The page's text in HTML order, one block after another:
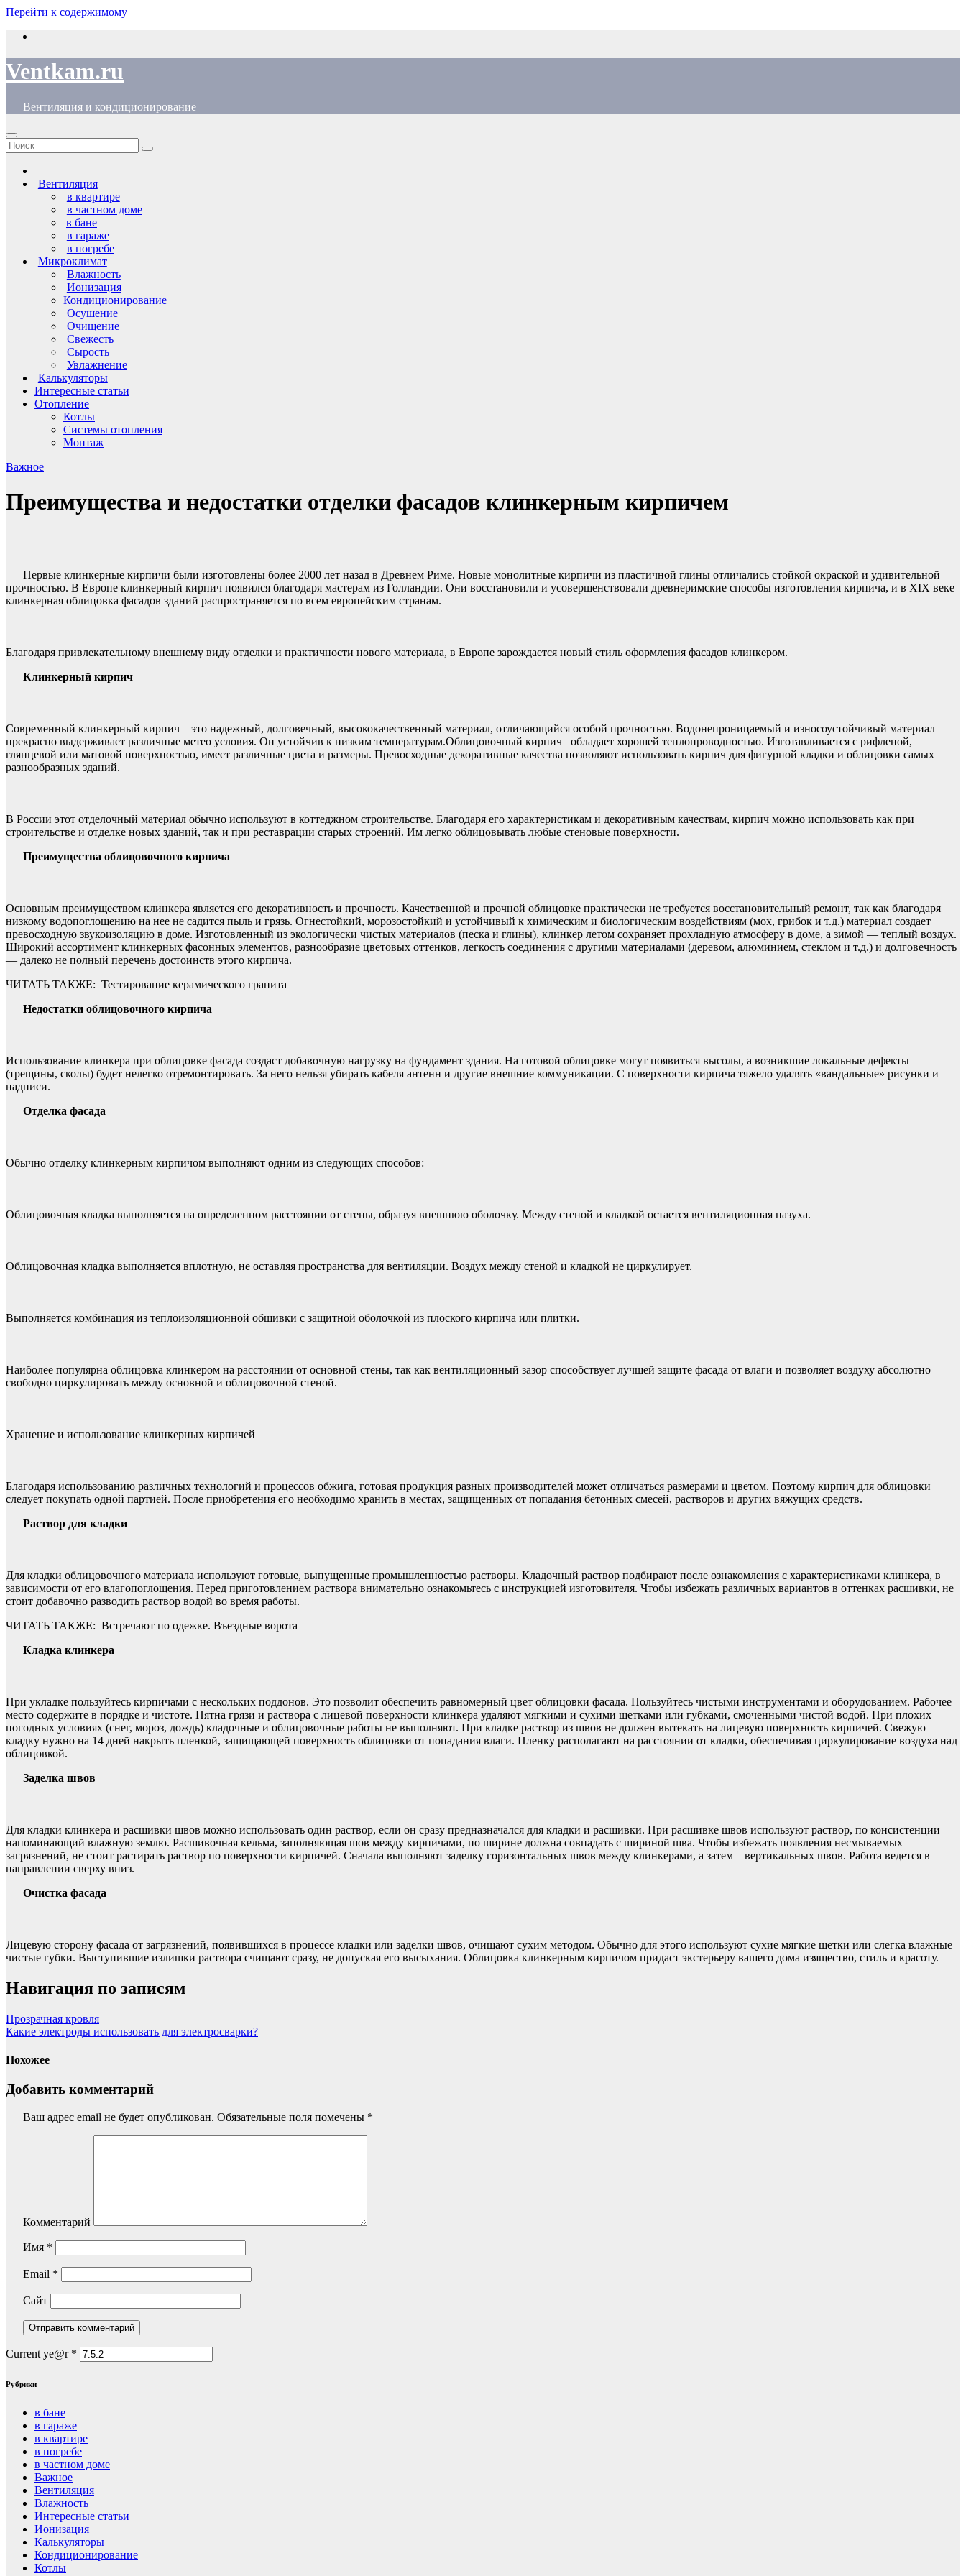
Перейти к содержимому
Ventkam.ru
Вентиляция и кондиционирование
Вентиляция
в квартире
в частном доме
в бане
в гараже
в погребе
Микроклимат
Влажность
Ионизация
Кондиционирование
Осушение
Очищение
Свежесть
Сырость
Увлажнение
Калькуляторы
Интересные статьи
Отопление
Котлы
Системы отопления
Монтаж
Важное
Преимущества и недостатки отделки фасадов клинкерным кирпичем
Первые клинкерные кирпичи были изготовлены более 2000 лет назад в Древнем Риме. Новые монолитные кирпичи из пластичной глины отличались стойкой окраской и удивительной
прочностью. В Европе клинкерный кирпич появился благодаря мастерам из Голландии. Они восстановили и усовершенствовали древнеримские способы изготовления кирпича, и в XIX веке
клинкерная облицовка фасадов зданий распространяется по всем европейским странам.
Благодаря привлекательному внешнему виду отделки и практичности нового материала, в Европе зарождается новый стиль оформления фасадов клинкером.
Клинкерный кирпич
Современный клинкерный кирпич – это надежный, долговечный, высококачественный материал, отличающийся особой прочностью. Водонепроницаемый и износоустойчивый материал
прекрасно выдерживает различные метео условия. Он устойчив к низким температурам.Облицовочный кирпич обладает хорошей теплопроводностью. Изготавливается с рифленой,
глянцевой или матовой поверхностью, имеет различные цвета и размеры. Превосходные декоративные качества позволяют использовать кирпич для фигурной кладки и облицовки самых
разнообразных зданий.
В России этот отделочный материал обычно используют в коттеджном строительстве. Благодаря его характеристикам и декоративным качествам, кирпич можно использовать как при
строительстве и отделке новых зданий, так и при реставрации старых строений. Им легко облицовывать любые стеновые поверхности.
Преимущества облицовочного кирпича
Основным преимуществом клинкера является его декоративность и прочность. Качественной и прочной облицовке практически не требуется восстановительный ремонт, так как благодаря
низкому водопоглощению на нее не садится пыль и грязь. Огнестойкий, морозостойкий и устойчивый к химическим и биологическим воздействиям (мох, грибок и т.д.) материал создает
превосходную звукоизоляцию в доме. Изготовленный из экологически чистых материалов (песка и глины), клинкер летом сохраняет прохладную атмосферу в доме, а зимой — теплый воздух.
Широкий ассортимент клинкерных фасонных элементов, разнообразие цветовых оттенков, легкость соединения с другими материалами (деревом, алюминием, стеклом и т.д.) и долговечность
— далеко не полный перечень достоинств этого кирпича.
ЧИТАТЬ ТАКЖЕ: Тестирование керамического гранита
Недостатки облицовочного кирпича
Использование клинкера при облицовке фасада создаст добавочную нагрузку на фундамент здания. На готовой облицовке могут появиться высолы, а возникшие локальные дефекты
(трещины, сколы) будет нелегко отремонтировать. За него нельзя убирать кабеля антенн и другие внешние коммуникации. С поверхности кирпича тяжело удалять «вандальные» рисунки и
надписи.
Отделка фасада
Обычно отделку клинкерным кирпичом выполняют одним из следующих способов:
Облицовочная кладка выполняется на определенном расстоянии от стены, образуя внешнюю оболочку. Между стеной и кладкой остается вентиляционная пазуха.
Облицовочная кладка выполняется вплотную, не оставляя пространства для вентиляции. Воздух между стеной и кладкой не циркулирует.
Выполняется комбинация из теплоизоляционной обшивки с защитной оболочкой из плоского кирпича или плитки.
Наиболее популярна облицовка клинкером на расстоянии от основной стены, так как вентиляционный зазор способствует лучшей защите фасада от влаги и позволяет воздуху абсолютно
свободно циркулировать между основной и облицовочной стеной.
Хранение и использование клинкерных кирпичей
Благодаря использованию различных технологий и процессов обжига, готовая продукция разных производителей может отличаться размерами и цветом. Поэтому кирпич для облицовки
следует покупать одной партией. После приобретения его необходимо хранить в местах, защищенных от попадания бетонных смесей, растворов и других вяжущих средств.
Раствор для кладки
Для кладки облицовочного материала используют готовые, выпущенные промышленностью растворы. Кладочный раствор подбирают после ознакомления с характеристиками клинкера, в
зависимости от его влагопоглощения. Перед приготовлением раствора внимательно ознакомьтесь с инструкцией изготовителя. Чтобы избежать различных вариантов в оттенках расшивки, не
стоит добавочно разводить раствор водой во время работы.
ЧИТАТЬ ТАКЖЕ: Встречают по одежке. Въездные ворота
Кладка клинкера
При укладке пользуйтесь кирпичами с нескольких поддонов. Это позволит обеспечить равномерный цвет облицовки фасада. Пользуйтесь чистыми инструментами и оборудованием. Рабочее
место содержите в порядке и чистоте. Пятна грязи и раствора с лицевой поверхности клинкера удаляют мягкими и сухими щетками или губками, смоченными чистой водой. При плохих
погодных условиях (снег, мороз, дождь) кладочные и облицовочные работы не выполняют. При кладке раствор из швов не должен вытекать на лицевую поверхность кирпичей. Свежую
кладку нужно на 14 дней накрыть пленкой, защищающей поверхность облицовки от попадания влаги. Пленку располагают на расстоянии от кладки, обеспечивая циркулирование воздуха над
облицовкой.
Заделка швов
Для кладки клинкера и расшивки швов можно использовать один раствор, если он сразу предназначался для кладки и расшивки. При расшивке швов используют раствор, по консистенции
напоминающий влажную землю. Расшивочная кельма, заполняющая шов между кирпичами, по ширине должна совпадать с шириной шва. Чтобы избежать появления несмываемых
загрязнений, не стоит растирать раствор по поверхности кирпичей. Сначала выполняют заделку горизонтальных швов между клинкерами, а затем – вертикальных швов. Работа ведется в
направлении сверху вниз.
Очистка фасада
Лицевую сторону фасада от загрязнений, появившихся в процессе кладки или заделки швов, очищают сухим методом. Обычно для этого используют сухие мягкие щетки или слегка влажные
чистые губки. Выступившие излишки раствора счищают сразу, не допуская его высыхания. Облицовка клинкерным кирпичом придаст экстерьеру вашего дома изящество, стиль и красоту.
Навигация по записям
Прозрачная кровля
Какие электроды использовать для электросварки?
Похожее
Добавить комментарий
Ваш адрес email не будет опубликован. Обязательные поля помечены *
Комментарий
Имя *
Email *
Сайт
Current ye@r *
Рубрики
в бане
в гараже
в квартире
в погребе
в частном доме
Важное
Вентиляция
Влажность
Интересные статьи
Ионизация
Калькуляторы
Кондиционирование
Котлы